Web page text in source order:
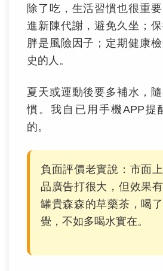
除了吃，生活習慣也很重
進新陳代謝，避免久坐；
胖是風險因子；定期健康
史的人。
夏天或運動後要多補水，
慣。我自已用手機APP提
的。
負面評價老實說：市面
品廣告打很大，但效果
罐貴森森的草藥茶，喝
覺，不如多喝水實在。